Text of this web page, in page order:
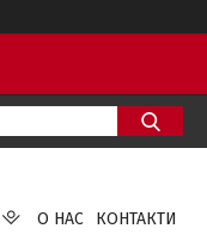
О НАС КОНТАКТИ